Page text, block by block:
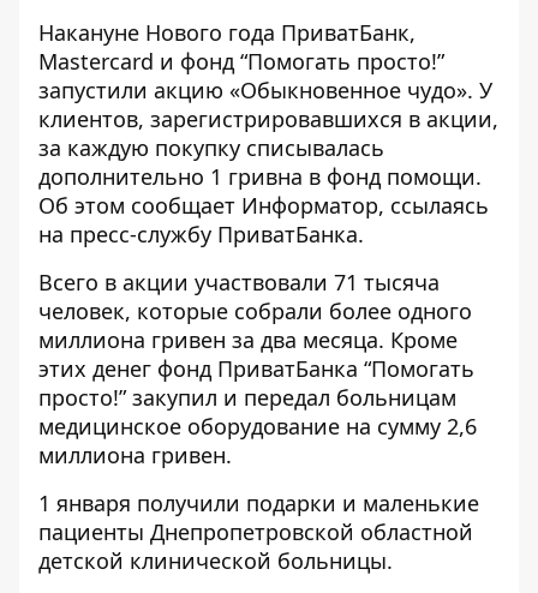
Накануне Нового года ПриватБанк,
Mastercard и фонд “Помогать просто!”
запустили акцию «Обыкновенное чудо». У
клиентов, зарегистрировавшихся в акции,
за каждую покупку списывалась
дополнительно 1 гривна в фонд помощи.
Об этом сообщает Информатор, ссылаясь
на пресс-службу ПриватБанка.
Всего в акции участвовали 71 тысяча
человек, которые собрали более одного
миллиона гривен за два месяца. Кроме
этих денег фонд ПриватБанка “Помогать
просто!” закупил и передал больницам
медицинское оборудование на сумму 2,6
миллиона гривен.
1 января получили подарки и маленькие
пациенты Днепропетровской областной
детской клинической больницы.